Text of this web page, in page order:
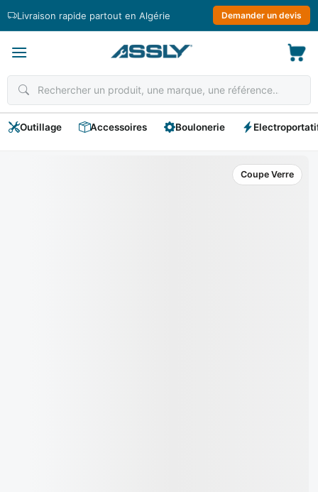
Livraison rapide partout en Algérie Demander un devis
Outillage Accessoires Boulonerie
Coupe Verre